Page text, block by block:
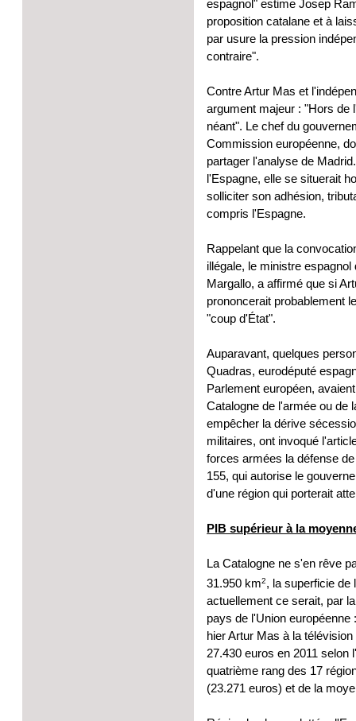
espagnol" estime Josep
proposition catalane et à
par usure la pression
contraire".
Contre Artur Mas et
argument majeur : "Hors de
néant". Le chef du
Commission européenne,
partager l'analyse de
l'Espagne, elle se situerait
solliciter son adhésion,
compris l'Espagne.
Rappelant que la
illégale, le ministre
Margallo, a affirmé que si
prononcerait probablement
"coup d'État".
Auparavant, quelques
Quadras, eurodéputé
Parlement européen,
Catalogne de l'armée ou de
empêcher la dérive
militaires, ont invoqué
forces armées la défense
155, qui autorise le
d'une région qui porterait
PIB supérieur à la
La Catalogne ne s'en rêve
31.950 km2, la superficie de
actuellement ce serait, par
pays de l'Union
hier Artur Mas à la
27.430 euros en 2011 selon
quatrième rang des 17
(23.271 euros) et de la